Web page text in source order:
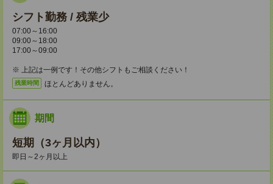
シフト勤務 / 残業少
07:00～16:00
09:00～18:00
17:00～09:00
※ 上記は一例です！その他シフトもご相談ください！
残業時間 ほとんどありません。
期間
短期（3ヶ月以内）
即日～2ヶ月以上